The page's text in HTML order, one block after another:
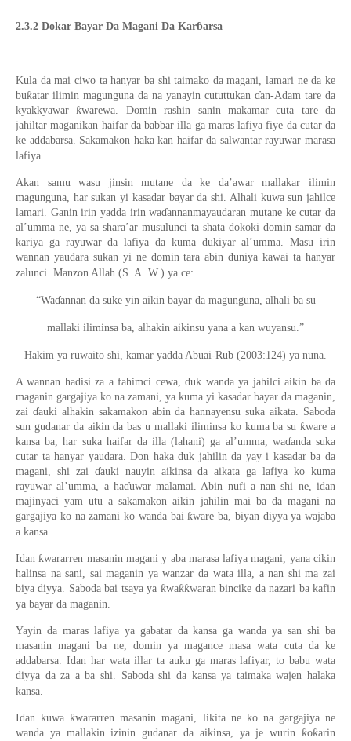
2.3.2 Dokar Bayar Da Magani Da Karɓarsa
Kula da mai ciwo ta hanyar ba shi taimako da magani, lamari ne da ke
buƙatar ilimin magunguna da na yanayin cututtukan ɗan-Adam tare da
kyakkyawar ƙwarewa. Domin rashin sanin makamar cuta tare da
jahiltar maganikan haifar da babbar illa ga maras lafiya fiye da cutar da
ke addabarsa. Sakamakon haka kan haifar da salwantar rayuwar marasa
lafiya.
Akan samu wasu jinsin mutane da ke da’awar mallakar ilimin
magunguna, har sukan yi kasadar bayar da shi. Alhali kuwa sun jahilce
lamari. Ganin irin yadda irin waɗannanmayaudaran mutane ke cutar da
al’umma ne, ya sa shara’ar musulunci ta shata dokoki domin samar da
kariya ga rayuwar da lafiya da kuma dukiyar al’umma. Masu irin
wannan yaudara sukan yi ne domin tara abin duniya kawai ta hanyar
zalunci. Manzon Allah (S. A. W.) ya ce:
“Waɗannan da suke yin aikin bayar da magunguna, alhali ba su
mallaki iliminsa ba, alhakin aikinsu yana a kan wuyansu.”
Hakim ya ruwaito shi, kamar yadda Abuai-Rub (2003:124) ya nuna.
A wannan hadisi za a fahimci cewa, duk wanda ya jahilci aikin ba da
maganin gargajiya ko na zamani, ya kuma yi kasadar bayar da maganin,
zai ɗauki alhakin sakamakon abin da hannayensu suka aikata. Saboda
sun gudanar da aikin da bas u mallaki iliminsa ko kuma ba su ƙware a
kansa ba, har suka haifar da illa (lahani) ga al’umma, waɗanda suka
cutar ta hanyar yaudara. Don haka duk jahilin da yay i kasadar ba da
magani, shi zai ɗauki nauyin aikinsa da aikata ga lafiya ko kuma
rayuwar al’umma, a haɗuwar malamai. Abin nufi a nan shi ne, idan
majinyaci yam utu a sakamakon aikin jahilin mai ba da magani na
gargajiya ko na zamani ko wanda bai ƙware ba, biyan diyya ya wajaba
a kansa.
Idan ƙwararren masanin magani y aba marasa lafiya magani, yana cikin
halinsa na sani, sai maganin ya wanzar da wata illa, a nan shi ma zai
biya diyya. Saboda bai tsaya ya ƙwaƙƙwaran bincike da nazari ba kafin
ya bayar da maganin.
Yayin da maras lafiya ya gabatar da kansa ga wanda ya san shi ba
masanin magani ba ne, domin ya magance masa wata cuta da ke
addabarsa. Idan har wata illar ta auku ga maras lafiyar, to babu wata
diyya da za a ba shi. Saboda shi da kansa ya taimaka wajen halaka
kansa.
Idan kuwa ƙwararren masanin magani, likita ne ko na gargajiya ne
wanda ya mallakin izinin gudanar da aikinsa, ya je wurin ƙoƙarin